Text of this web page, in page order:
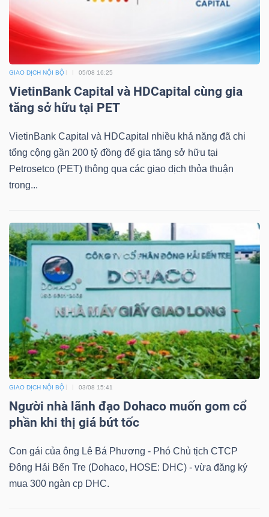
GIAO DỊCH NỘI BỘ 05/08 16:25
VietinBank Capital và HDCapital cùng gia
tăng sở hữu tại PET
VietinBank Capital và HDCapital nhiều khả năng đã chi
tổng cộng gần 200 tỷ đồng để gia tăng sở hữu tại
Petrosetco (PET) thông qua các giao dịch thỏa thuận
trong...
GIAO DỊCH NỘI BỘ 03/08 15:41
Người nhà lãnh đạo Dohaco muốn gom cổ
phần khi thị giá bứt tốc
Con gái của ông Lê Bá Phương - Phó Chủ tịch CTCP
Đông Hải Bến Tre (Dohaco, HOSE: DHC) - vừa đăng ký
mua 300 ngàn cp DHC.
BẤT
ĐỘNG
Mã
chứng
khoán
Tất cả Cổ phiếu Chỉ số Chứng chỉ quỹ
Lãnh
đạo
(-)
Tất cả Người nội bộ Người liên quan Cổ đông lớn
Tin
tức
(-)